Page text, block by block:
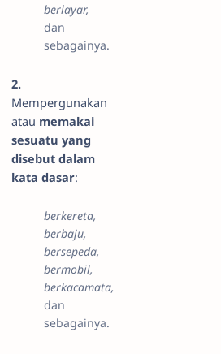
berlayar,
dan
sebagainya.
2.
Mempergunakan
atau memakai
sesuatu yang
disebut dalam
kata dasar:
berkereta,
berbaju,
bersepeda,
bermobil,
berkacamata,
dan
sebagainya.